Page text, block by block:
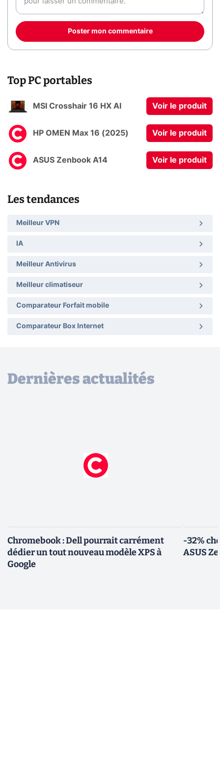
Poster mon commentaire
Top PC portables
MSI Crosshair 16 HX AI Voir le produit
HP OMEN Max 16 (2025) Voir le produit
ASUS Zenbook A14 Voir le produit
Les tendances
Meilleur VPN
IA
Meilleur Antivirus
Meilleur climatiseur
Comparateur Forfait mobile
Comparateur Box Internet
Dernières actualités
Chromebook : Dell pourrait carrément
dédier un tout nouveau modèle XPS à
Google
-32%
ASUS